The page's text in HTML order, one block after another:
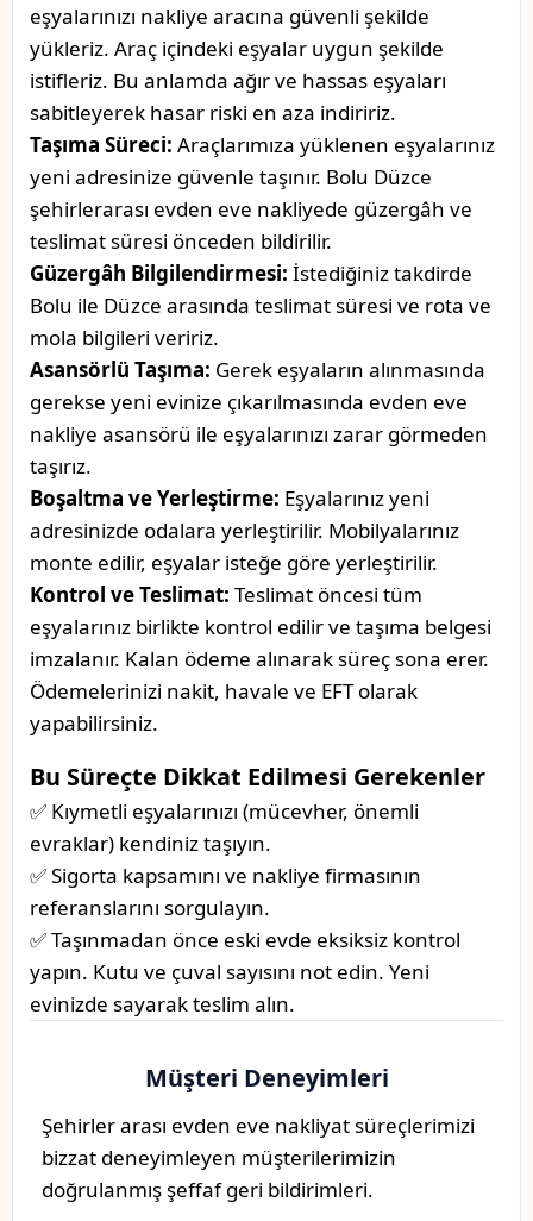
eşyalarınızı nakliye aracına güvenli şekilde
yükleriz. Araç içindeki eşyalar uygun şekilde
istifleriz. Bu anlamda ağır ve hassas eşyaları
sabitleyerek hasar riski en aza indiririz.
Taşıma Süreci: Araçlarımıza yüklenen eşyalarınız
yeni adresinize güvenle taşınır. Bolu Düzce
şehirlerarası evden eve nakliyede güzergâh ve
teslimat süresi önceden bildirilir.
Güzergâh Bilgilendirmesi: İstediğiniz takdirde
Bolu ile Düzce arasında teslimat süresi ve rota ve
mola bilgileri veririz.
Asansörlü Taşıma: Gerek eşyaların alınmasında
gerekse yeni evinize çıkarılmasında evden eve
nakliye asansörü ile eşyalarınızı zarar görmeden
taşırız.
Boşaltma ve Yerleştirme: Eşyalarınız yeni
adresinizde odalara yerleştirilir. Mobilyalarınız
monte edilir, eşyalar isteğe göre yerleştirilir.
Kontrol ve Teslimat: Teslimat öncesi tüm
eşyalarınız birlikte kontrol edilir ve taşıma belgesi
imzalanır. Kalan ödeme alınarak süreç sona erer.
Ödemelerinizi nakit, havale ve EFT olarak
yapabilirsiniz.
Bu Süreçte Dikkat Edilmesi Gerekenler
✅ Kıymetli eşyalarınızı (mücevher, önemli
evraklar) kendiniz taşıyın.
✅ Sigorta kapsamını ve nakliye firmasının
referanslarını sorgulayın.
✅ Taşınmadan önce eski evde eksiksiz kontrol
yapın. Kutu ve çuval sayısını not edin. Yeni
evinizde sayarak teslim alın.
Müşteri Deneyimleri
Şehirler arası evden eve nakliyat süreçlerimizi
bizzat deneyimleyen müşterilerimizin
doğrulanmış şeffaf geri bildirimleri.